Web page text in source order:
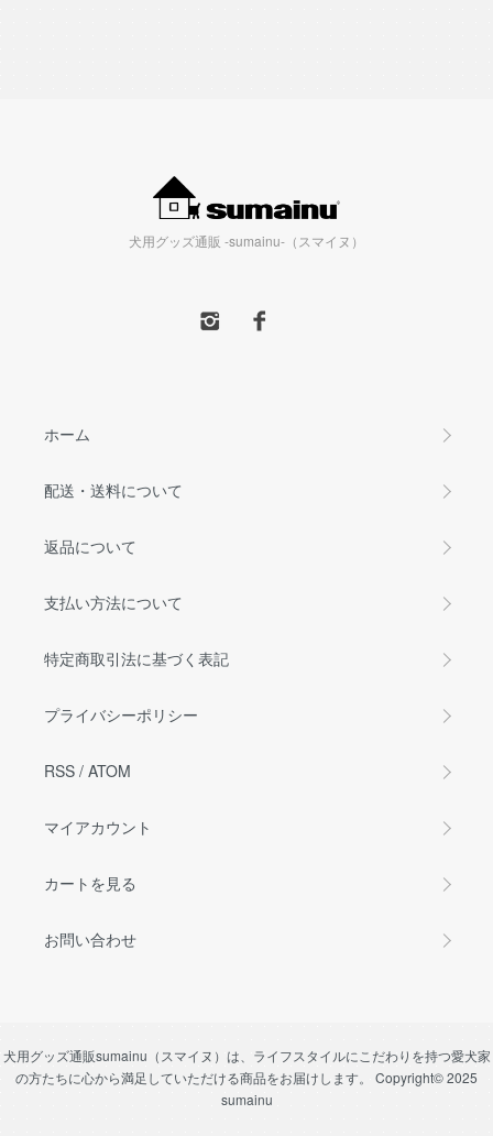
犬用グッズ通販 -sumainu-（スマイヌ）
ホーム
配送・送料について
返品について
支払い方法について
特定商取引法に基づく表記
プライバシーポリシー
RSS / ATOM
マイアカウント
カートを見る
お問い合わせ
犬用グッズ通販sumainu（スマイヌ）は、ライフスタイルにこだわりを持つ愛犬家
の方たちに心から満足していただける商品をお届けします。 Copyright© 2025
sumainu